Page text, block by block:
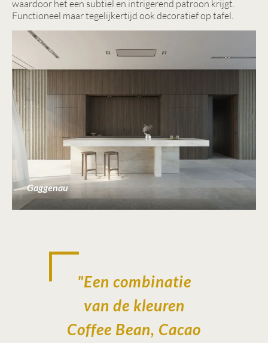
Gaggenau
waardoor het een subtiel en intrigerend patroon krijgt.
Functioneel maar tegelijkertijd ook decoratief op tafel.
"Een combinatie
van de kleuren
Coffee Bean, Cacao